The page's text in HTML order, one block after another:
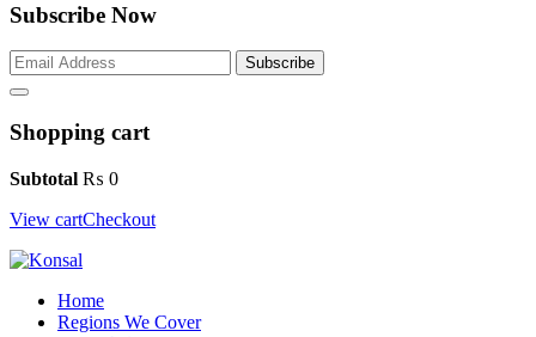
Subscribe Now
Subscribe
Shopping cart
Subtotal ₨ 0
View cartCheckout
Home
Regions We Cover